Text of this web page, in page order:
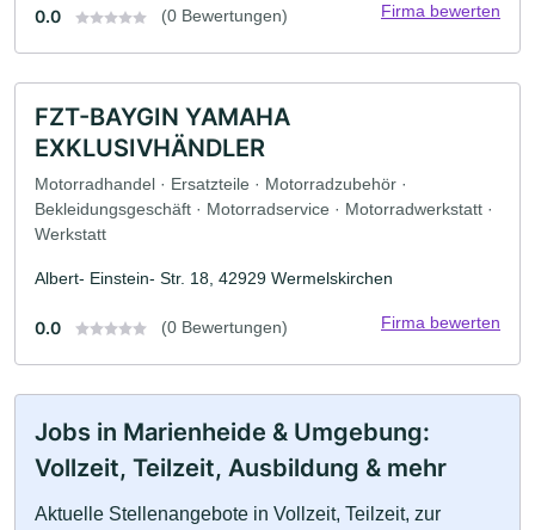
0.0 (0 Bewertungen) Firma bewerten
FZT-BAYGIN YAMAHA
EXKLUSIVHÄNDLER
Motorradhandel · Ersatzteile · Motorradzubehör ·
Bekleidungsgeschäft · Motorradservice · Motorradwerkstatt ·
Werkstatt
Albert- Einstein- Str. 18, 42929 Wermelskirchen
0.0 (0 Bewertungen) Firma bewerten
Jobs in Marienheide & Umgebung:
Vollzeit, Teilzeit, Ausbildung & mehr
Aktuelle Stellenangebote in Vollzeit, Teilzeit, zur